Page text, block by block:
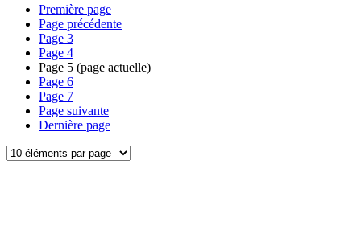
Première page
Page précédente
Page 3
Page 4
Page 5 (page actuelle)
Page 6
Page 7
Page suivante
Dernière page